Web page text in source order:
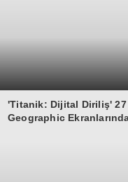
'Titanik: Dijital Diriliş' 27
Geographic